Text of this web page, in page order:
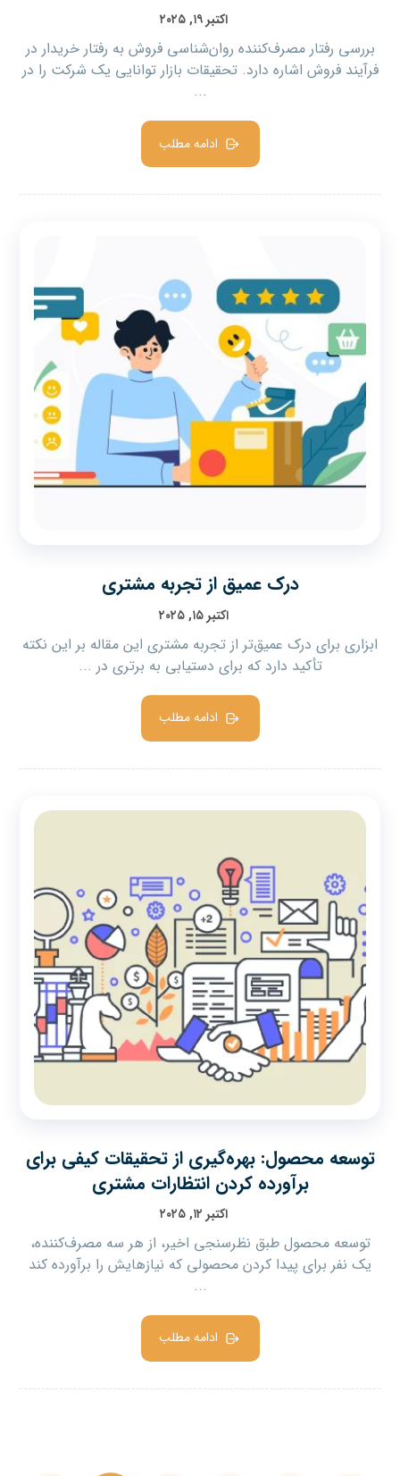
اکتبر ۱۹, ۲۰۲۵
بررسی رفتار مصرف‌کننده روان‌شناسی فروش به رفتار خریدار در
فرآیند فروش اشاره دارد. تحقیقات بازار توانایی یک شرکت را در
...
ادامه مطلب
درک عمیق‌ از تجربه مشتری
اکتبر ۱۵, ۲۰۲۵
ابزاری برای درک عمیق‌تر از تجربه مشتری این مقاله بر این نکته
تأکید دارد که برای دستیابی به برتری در ...
ادامه مطلب
توسعه محصول: بهره‌گیری از تحقیقات کیفی برای
برآورده کردن انتظارات مشتری
اکتبر ۱۲, ۲۰۲۵
توسعه محصول طبق نظرسنجی اخیر، از هر سه مصرف‌کننده،
یک نفر برای پیدا کردن محصولی که نیازهایش را برآورده کند
...
ادامه مطلب